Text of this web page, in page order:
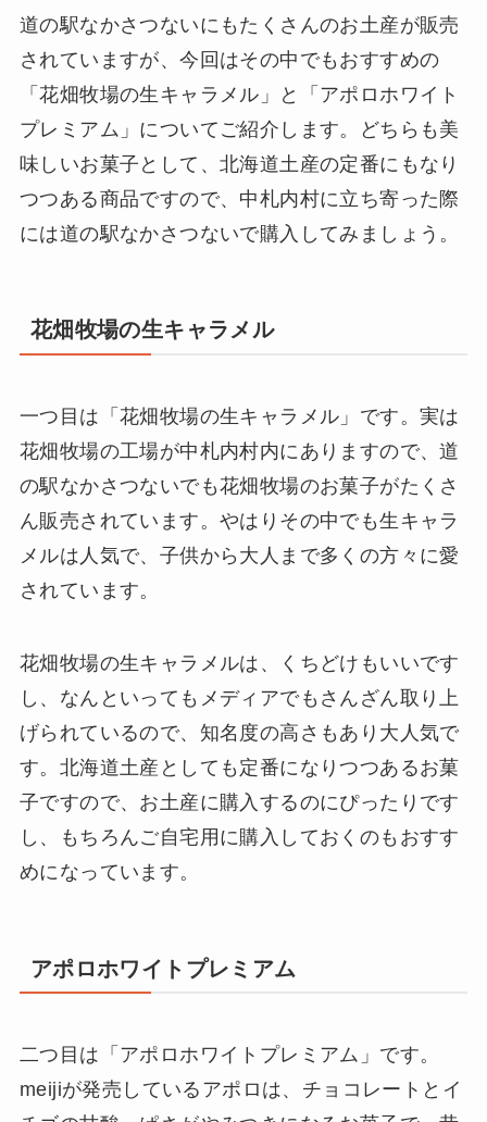
道の駅なかさつないにもたくさんのお土産が販売
されていますが、今回はその中でもおすすめの
「花畑牧場の生キャラメル」と「アポロホワイト
プレミアム」についてご紹介します。どちらも美
味しいお菓子として、北海道土産の定番にもなり
つつある商品ですので、中札内村に立ち寄った際
には道の駅なかさつないで購入してみましょう。
花畑牧場の生キャラメル
一つ目は「花畑牧場の生キャラメル」です。実は
花畑牧場の工場が中札内村内にありますので、道
の駅なかさつないでも花畑牧場のお菓子がたくさ
ん販売されています。やはりその中でも生キャラ
メルは人気で、子供から大人まで多くの方々に愛
されています。
花畑牧場の生キャラメルは、くちどけもいいです
し、なんといってもメディアでもさんざん取り上
げられているので、知名度の高さもあり大人気で
す。北海道土産としても定番になりつつあるお菓
子ですので、お土産に購入するのにぴったりです
し、もちろんご自宅用に購入しておくのもおすす
めになっています。
アポロホワイトプレミアム
二つ目は「アポロホワイトプレミアム」です。
meijiが発売しているアポロは、チョコレートとイ